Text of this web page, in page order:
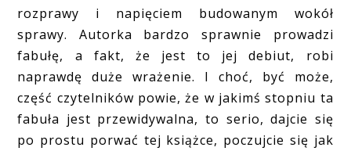
rozprawy i napięciem budowanym wokół
sprawy. Autorka bardzo sprawnie prowadzi
fabułę, a fakt, że jest to jej debiut, robi
naprawdę duże wrażenie. I choć, być może,
część czytelników powie, że w jakimś stopniu ta
fabuła jest przewidywalna, to serio, dajcie się
po prostu porwać tej książce, poczujcie się jak